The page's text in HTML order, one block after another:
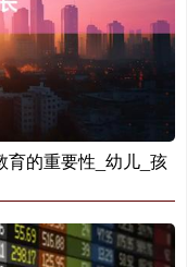
育的重要性_幼儿_孩